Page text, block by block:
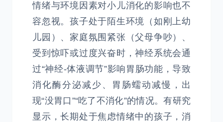
情绪与环境因素对小儿消化的影响也不
容忽视。孩子处于陌生环境（如刚上幼
儿园）、家庭氛围紧张（父母争吵）、
受到惊吓或过度兴奋时，神经系统会通
过“神经-体液调节”影响胃肠功能，导致
消化酶分泌减少、胃肠蠕动减慢，出
现“没胃口”“吃了不消化”的情况。有研究
显示，长期处于焦虑情绪中的孩子，消